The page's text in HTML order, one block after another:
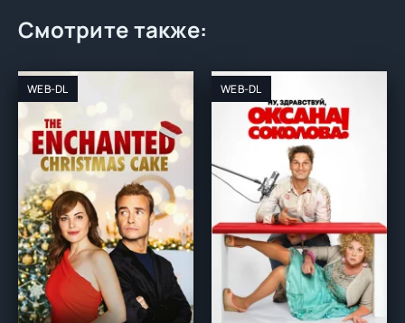
Смотрите также:
WEB-DL WEB-DL